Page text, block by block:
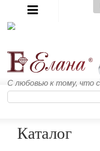
С любовью к тому, что
Каталог